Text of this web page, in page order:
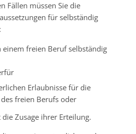
Fällen müssen Sie die
für selbständig
einem freien Beruf selbständig
Erlaubnisse für die
freien Berufs oder
Zusage ihrer Erteilung.